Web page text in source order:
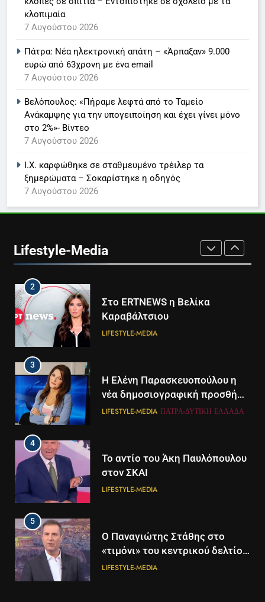
κλοπιμαία
7 Αυγούστου 2026
Πάτρα: Νέα ηλεκτρονική απάτη – «Άρπαξαν» 9.000
ευρώ από 63χρονη με ένα email
7 Αυγούστου 2026
Βελόπουλος: «Πήραμε λεφτά από το Ταμείο
Ανάκαμψης για την υπογειποίηση και έχει γίνει μόνο
στο 2%»- Βίντεο
7 Αυγούστου 2026
Ι.Χ. καρφώθηκε σε σταθμευμένο τρέιλερ τα
ξημερώματα – Σοκαρίστηκε η οδηγός
7 Αυγούστου 2026
Lifestyle-Media
ανακοίνωση του σταθμού
7
Τέλος από τον ΑΝΤ1 ο
LIFESTYLE-MEDIA
8
Times μαζί σε μια νέα
συνδρομητική πρόταση
LIFESTYLE-MEDIA
1
LIFESTYLE-MEDIA
2
Στο ERTNEWS η Βελίκα
Καραβάλτσιου
LIFESTYLE-MEDIA
3
Η Ελένη Παρασκευοπούλου η
νέα δημοσιογραφική προσθήκη
του ΣΚΑΪ στην Πάτρα
LIFESTYLE-MEDIA ΠΆΤΡΑ-ΔΥΤΙΚΉ ΕΛΛΆΔΑ
4
Το αντίο του Άκη Παυλόπουλου
στον ΣΚΑΙ
LIFESTYLE-MEDIA
5
Ο Παναγιώτης Στάθης στο
«τιμόνι» του κεντρικού δελτίου
ειδήσεων της ΕΡΤ
LIFESTYLE-MEDIA
5
Διάστημα: Εντοπίστηκαν για
πρώτη φορά ενδείξεις για τον
άνεμο που εκπέμπει η μαύρη
ΔΙΕΘΝΉ ΕΠΙΣΤΉΜΗ